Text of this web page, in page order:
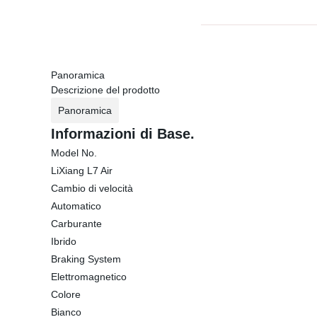
Panoramica
Descrizione del prodotto
Panoramica
Informazioni di Base.
Model No.
LiXiang L7 Air
Cambio di velocità
Automatico
Carburante
Ibrido
Braking System
Elettromagnetico
Colore
Bianco